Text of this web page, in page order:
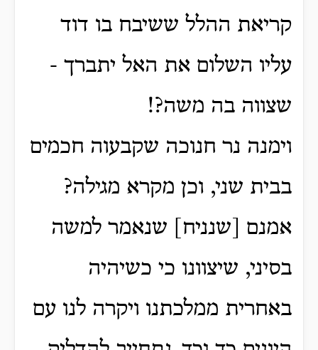
קריאת ההלל ששיבח בו דוד
עליו השלום את האל יתברך -
שצווה בה משה?!
וימנה נר חנוכה שקבעוה חכמים
בבית שני, וכן מקרא מגילה?
אמנם [שנניח] שנאמר למשה
בסיני, שיצוונו כי כשיהיה
באחרית ממלכתנו ויקרה לנו עם